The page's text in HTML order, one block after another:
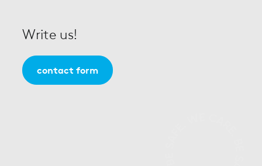
Write us!
contact form